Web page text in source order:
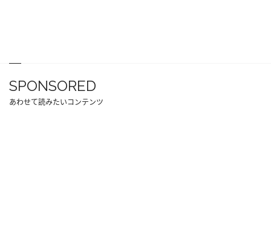
SPONSORED
あわせて読みたいコンテンツ